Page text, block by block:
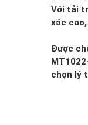
Với tải
xác
Được
chọn lý